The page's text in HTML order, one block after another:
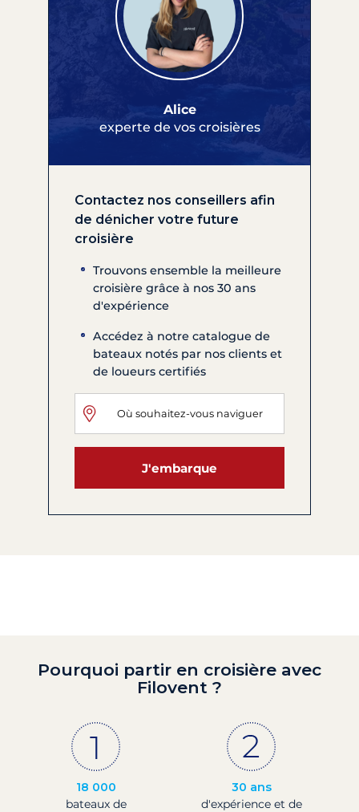
Alice
experte de vos croisières
Contactez nos conseillers afin
de dénicher votre future
croisière
Trouvons ensemble la meilleure
croisière grâce à nos 30 ans
d'expérience
Accédez à notre catalogue de
bateaux notés par nos clients et
de loueurs certifiés
J'embarque
Pourquoi partir en croisière avec
Filovent ?
18 000
bateaux de
30 ans
d'expérience et de